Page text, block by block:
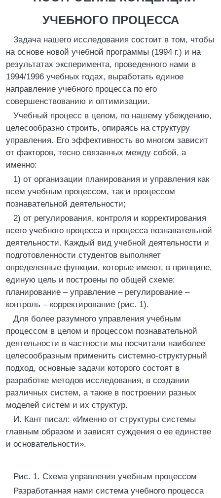
УЧЕБНОГО ПРОЦЕССА
Задача нашего исследования состоит в том, чтобы
на основе новой учебной программы (1994 г.) и на
результатах эксперимента, проведенного нами в
1994/1996 учебных годах, выработать единое
направление учебного процесса по его
совершенствованию и оптимизации.
Учебный процесс в целом, по нашему убеждению,
целесообразно строить, опираясь на структуру
управления. Его эффективность во многом зависит
от факторов, тесно связанных между собой, а
именно:
1) от организации планирования и управления как
всем учебным процессом, так и процессом
познавательной деятельности;
2) от регулирования, контроля и корректирования
всего учебного процесса и процесса познавательной
деятельности. Каждый вид учебной деятельности и
подготовленности студентов выполняет
определенные функции, которые имеют, в принципе,
единую цель и построены по общей схеме:
планирование – управление – регулирование –
контроль – корректирование (рис. 1).
Для более разумного управления учебным
процессом в целом и процессом познавательной
деятельности в частности мы посчитали наиболее
целесообразным применить системно-структурный
подход, основные задачи которого состоят в
разработке методов исследования, в создании
различных систем, а также в построении разных
моделей систем и их структур.
И. Кант писал: «Именно от структуры системы
главным образом и зависят суждения о ее единстве
и основательности».
Рис. 1. Схема управления учебным процессом
Разработанная нами система учебного процесса